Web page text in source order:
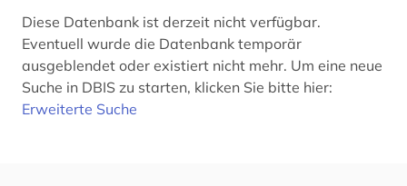
Diese Datenbank ist derzeit nicht verfügbar.
Eventuell wurde die Datenbank temporär
ausgeblendet oder existiert nicht mehr. Um eine neue
Suche in DBIS zu starten, klicken Sie bitte hier:
Erweiterte Suche